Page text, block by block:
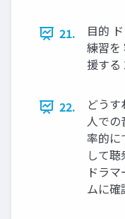
21.
目的
練習を
援する
22.
どう
人での
率的に
して
ドラ
ムに確